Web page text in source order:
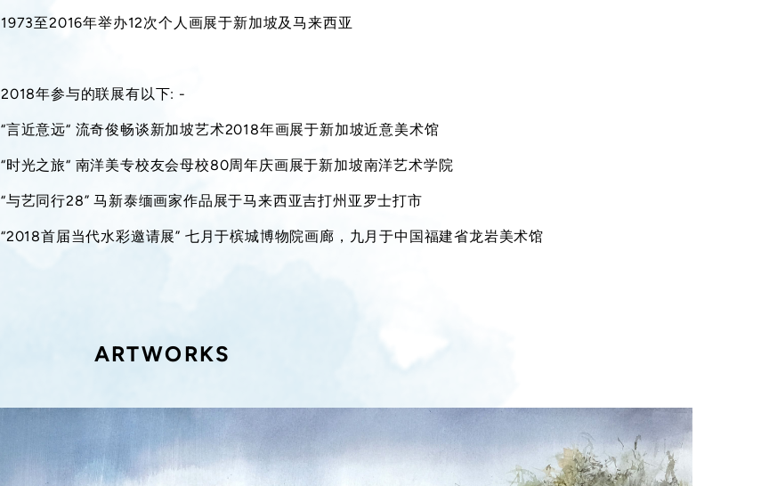
1973至2016年举办12次个人画展于新加坡及马来西亚
2018年参与的联展有以下: -
“言近意远“ 流奇俊畅谈新加坡艺术2018年画展于新加坡近意美术馆
“时光之旅“ 南洋美专校友会母校80周年庆画展于新加坡南洋艺术学院
“与艺同行28” 马新泰缅画家作品展于马来西亚吉打州亚罗士打市
“2018首届当代水彩邀请展” 七月于槟城博物院画廊，九月于中国福建省龙岩美术馆
ARTWORKS